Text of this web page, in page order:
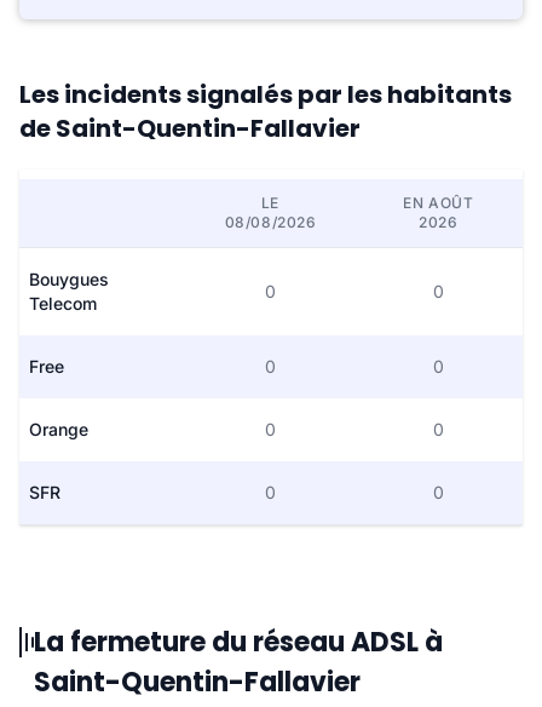
Les incidents signalés par les habitants
de Saint-Quentin-Fallavier
LE
08/08/2026
EN AOÛT
2026
Bouygues
Telecom
0 0
Free 0 0
Orange 0 0
SFR 0 0
La fermeture du réseau ADSL à
Saint-Quentin-Fallavier